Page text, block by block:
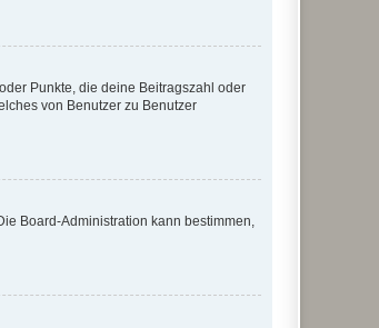
Punkte, die deine Beitragszahl oder
von Benutzer zu Benutzer
Board-Administration kann bestimmen,